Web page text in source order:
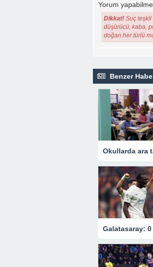
Yorum
Dikkat! Suç teşkil
düşürücü, kaba,
doğan her türlü
Benzer